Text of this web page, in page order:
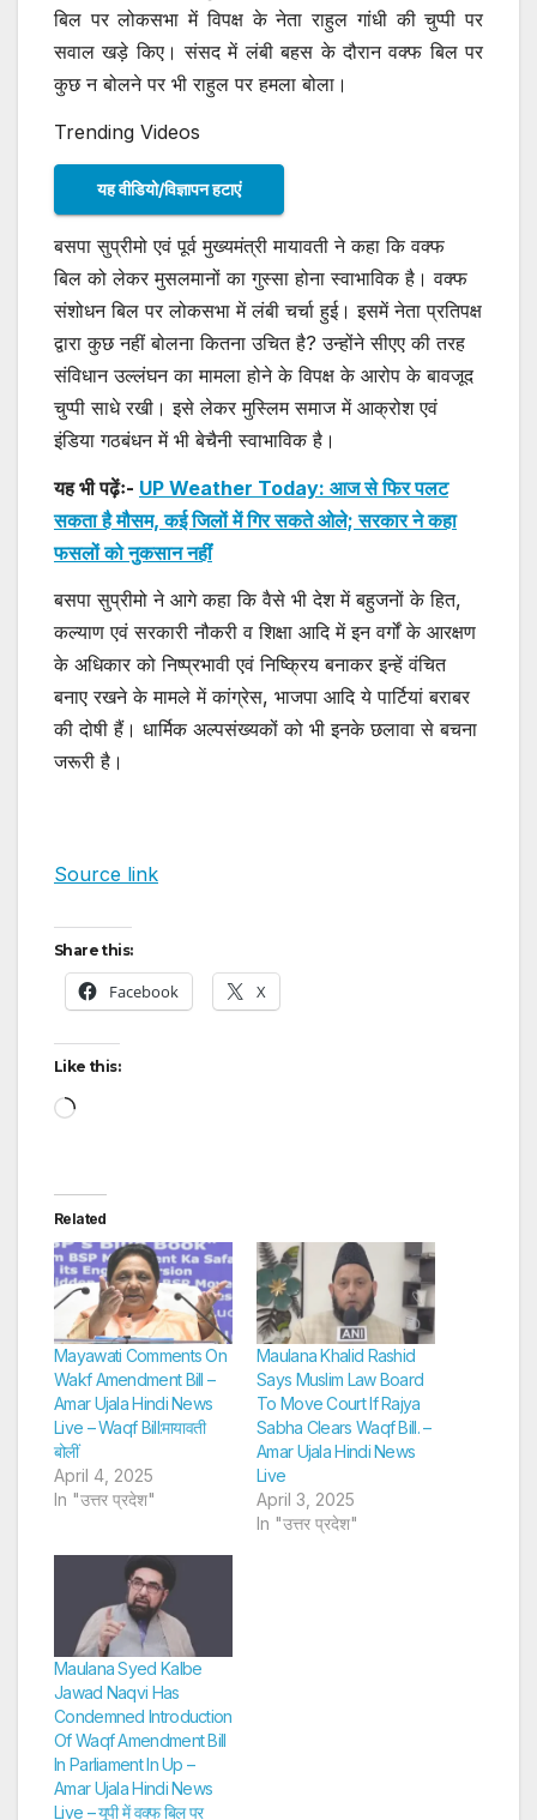
बिल पर लोकसभा में विपक्ष के नेता राहुल गांधी की चुप्पी पर
सवाल खड़े किए। संसद में लंबी बहस के दौरान वक्फ बिल पर
कुछ न बोलने पर भी राहुल पर हमला बोला।
Trending Videos
यह वीडियो/विज्ञापन हटाएं
बसपा सुप्रीमो एवं पूर्व मुख्यमंत्री मायावती ने कहा कि वक्फ
बिल को लेकर मुसलमानों का गुस्सा होना स्वाभाविक है। वक्फ
संशोधन बिल पर लोकसभा में लंबी चर्चा हुई। इसमें नेता प्रतिपक्ष
द्वारा कुछ नहीं बोलना कितना उचित है? उन्होंने सीएए की तरह
संविधान उल्लंघन का मामला होने के विपक्ष के आरोप के बावजूद
चुप्पी साधे रखी। इसे लेकर मुस्लिम समाज में आक्रोश एवं
इंडिया गठबंधन में भी बेचैनी स्वाभाविक है।
यह भी पढ़ेंः- UP Weather Today: आज से फिर पलट
सकता है मौसम, कई जिलों में गिर सकते ओले; सरकार ने कहा
फसलों को नुकसान नहींं
बसपा सुप्रीमो ने आगे कहा कि वैसे भी देश में बहुजनों के हित,
कल्याण एवं सरकारी नौकरी व शिक्षा आदि में इन वर्गों के आरक्षण
के अधिकार को निष्प्रभावी एवं निष्क्रिय बनाकर इन्हें वंचित
बनाए रखने के मामले में कांग्रेस, भाजपा आदि ये पार्टियां बराबर
की दोषी हैं। धार्मिक अल्पसंख्यकों को भी इनके छलावा से बचना
जरूरी है।
Source link
Share this:
Facebook X
Like this:
Loading…
Related
Mayawati Comments On
Wakf Amendment Bill –
Amar Ujala Hindi News
Live – Waqf Bill:मायावती
बोलीं
April 4, 2025
In "उत्तर प्रदेश"
Maulana Khalid Rashid
Says Muslim Law Board
To Move Court If Rajya
Sabha Clears Waqf Bill. –
Amar Ujala Hindi News
Live
April 3, 2025
In "उत्तर प्रदेश"
Maulana Syed Kalbe
Jawad Naqvi Has
Condemned Introduction
Of Waqf Amendment Bill
In Parliament In Up –
Amar Ujala Hindi News
Live – यूपी में वक्फ बिल पर